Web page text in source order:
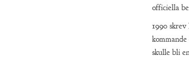
officiella
1990
skulle bli